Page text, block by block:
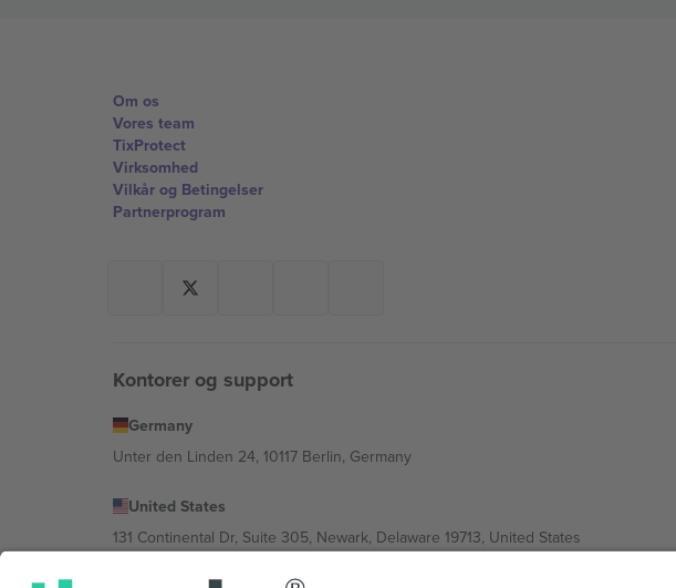
Om os
Vores team
TixProtect
Virksomhed
Vilkår og Betingelser
Partnerprogram
Kontorer og support
Germany
Unter den Linden 24, 10117 Berlin, Germany
United States
131 Continental Dr, Suite 305, Newark, Delaware 19713, United States